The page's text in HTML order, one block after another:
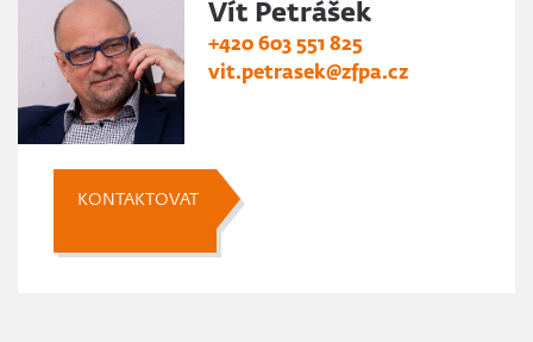
Vít Petrášek
+420 603 551 825
vit.petrasek@zfpa.cz
KONTAKTOVAT